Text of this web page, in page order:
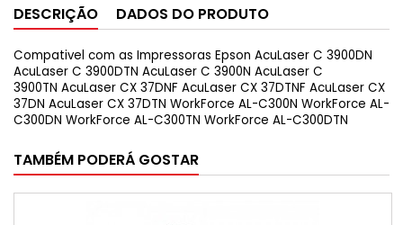
DESCRIÇÃO DADOS DO PRODUTO
Compativel com as Impressoras Epson AcuLaser C 3900DN
AcuLaser C 3900DTN AcuLaser C 3900N AcuLaser C
3900TN AcuLaser CX 37DNF AcuLaser CX 37DTNF AcuLaser CX
37DN AcuLaser CX 37DTN WorkForce AL-C300N WorkForce AL-
C300DN WorkForce AL-C300TN WorkForce AL-C300DTN
TAMBÉM PODERÁ GOSTAR